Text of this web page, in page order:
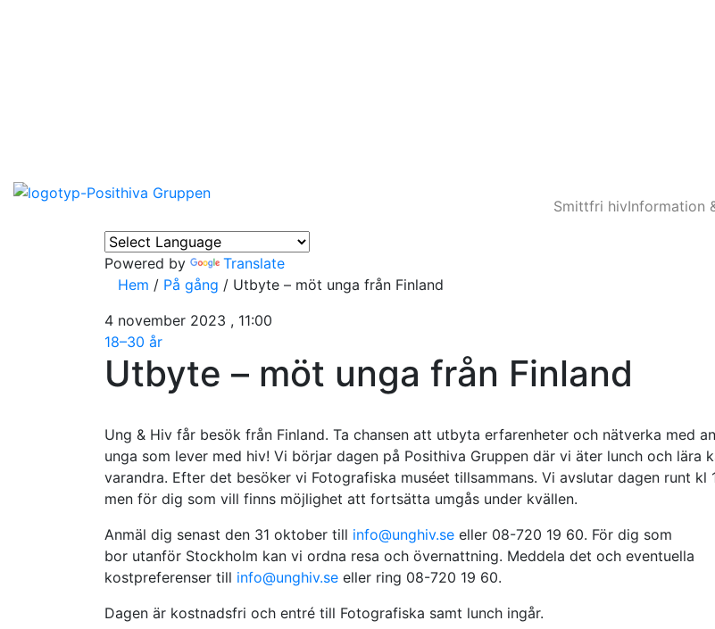
Smittfri hivInformation
Powered by
Translate
Hem / På gång / Utbyte – möt unga från Finland
4 november 2023 , 11:00
18–30 år
Utbyte – möt unga från Finland
Ung & Hiv får besök från Finland. Ta chansen att utbyta erfarenheter och nätverka med
unga som lever med hiv! Vi börjar dagen på Posithiva Gruppen där vi äter lunch och lära
varandra. Efter det besöker vi Fotografiska muséet tillsammans. Vi avslutar dagen runt kl
men för dig som vill finns möjlighet att fortsätta umgås under kvällen.
Anmäl dig senast den 31 oktober till info@unghiv.se eller 08-720 19 60. För dig som
bor utanför Stockholm kan vi ordna resa och övernattning. Meddela det och eventuella
kostpreferenser till info@unghiv.se eller ring 08-720 19 60.
Dagen är kostnadsfri och entré till Fotografiska samt lunch ingår.